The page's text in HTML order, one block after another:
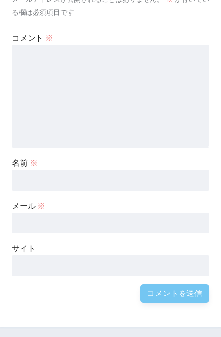
る欄は必須項目です
コメント ※
名前 ※
メール ※
サイト